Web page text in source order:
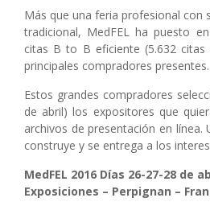
Más que una feria profesional con
tradicional, MedFEL ha puesto
citas B to B eficiente (5.632
principales compradores presentes.
Estos grandes compradores
de abril) los expositores que
archivos de presentación en línea.
construye y se entrega a los
MedFEL 2016 Días 26-27-28 de
Exposiciones – Perpignan –